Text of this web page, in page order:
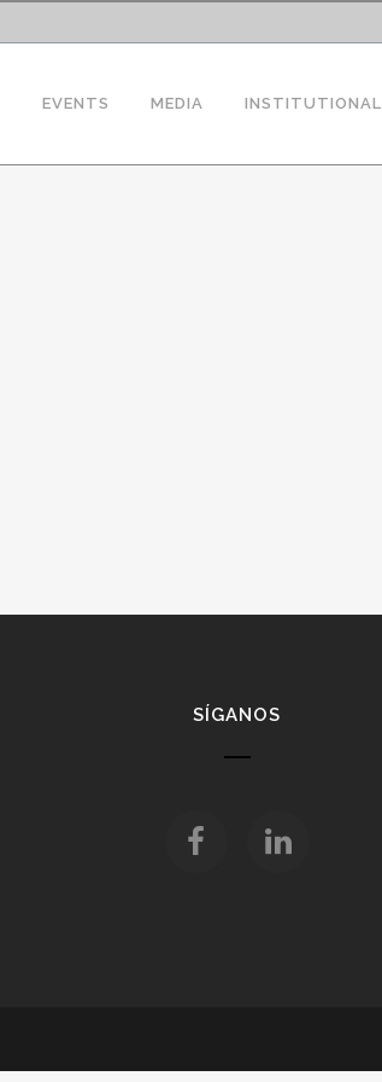
EVENTS MEDIA INSTITUTIONAL
SÍGANOS